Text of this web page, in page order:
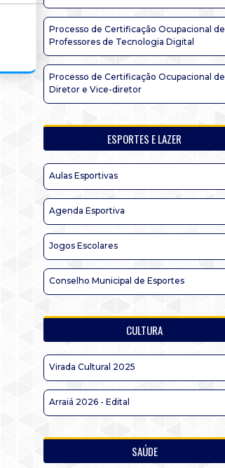
Processo de Certificação Ocupacional de
Professores de Tecnologia Digital
Processo de Certificação Ocupacional de
Diretor e Vice-diretor
ESPORTES E LAZER
Aulas Esportivas
Agenda Esportiva
Jogos Escolares
Conselho Municipal de Esportes
CULTURA
Virada Cultural 2025
Arraiá 2026 - Edital
SAÚDE